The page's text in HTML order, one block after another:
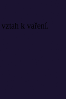
k vaření.